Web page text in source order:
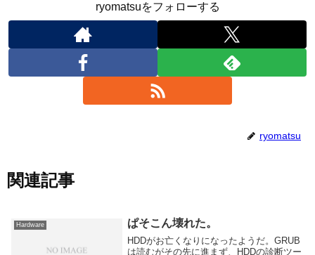
ryomatsuをフォローする
ryomatsu
関連記事
Hardware ぱそこん壊れた。
HDDがお亡くなりになったようだ。GRUB
は読むがその先に進まず、HDDの診断ツー